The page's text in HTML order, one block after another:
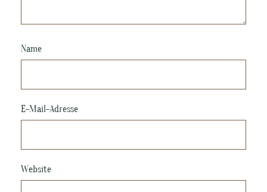
Name
E-Mail-Adresse
Website